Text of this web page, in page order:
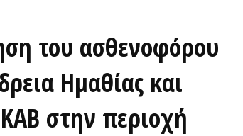
του ασθενοφόρου
Ημαθίας και
στην περιοχή